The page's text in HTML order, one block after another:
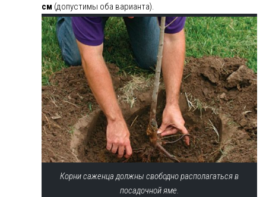
см (допустимы оба варианта).
Корни саженца должны свободно располагаться в
посадочной яме.